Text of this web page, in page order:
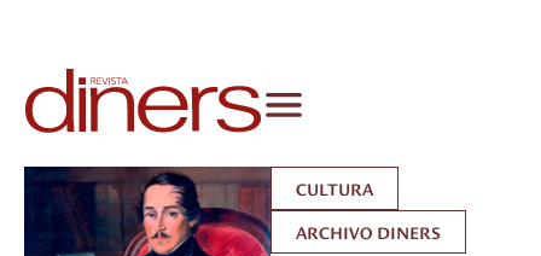
CULTURA
ARCHIVO DINERS